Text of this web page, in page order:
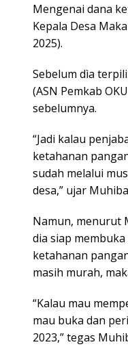
Mengenai dana
Kepala Desa
2025).
Sebelum dìa
(ASN Pemkab
sebelumnya.
“Jadi kalau
ketahanan
sudah melalui
desa,” ujar
Namun, menurut
dia siap
ketahanan
masih murah,
“Kalau mau
mau buka dan
2023,” tegas